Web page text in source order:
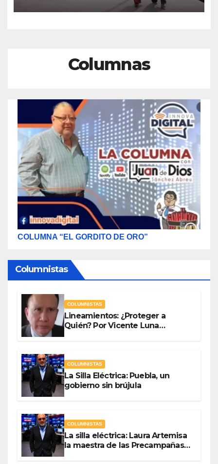
del Centro Histórico de
Veracruz
Columnas
COLUMNA “EL GORDITO DE ORO”
Columnistas
COLUMNISTAS
Lineamientos: ¿Proteger a
Quién? Por Vicente Luna
COLUMNISTAS
La Silla Eléctrica: Puebla, un
gobierno sin brújula
COLUMNISTAS
La silla eléctrica: Laura Artemisa
la maestra de las Precampañas